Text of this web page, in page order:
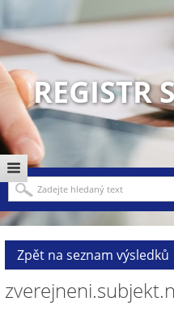
REGISTR
Zpět na seznam výsledků